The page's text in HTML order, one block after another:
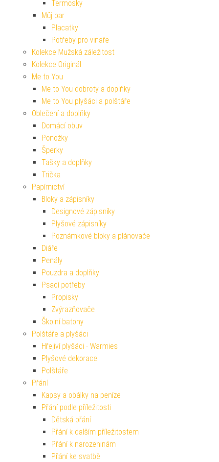
Termosky
Můj bar
Placatky
Potřeby pro vinaře
Kolekce Mužská záležitost
Kolekce Originál
Me to You
Me to You dobroty a doplňky
Me to You plyšáci a polštáře
Oblečení a doplňky
Domácí obuv
Ponožky
Šperky
Tašky a doplňky
Trička
Papírnictví
Bloky a zápisníky
Designové zápisníky
Plyšové zápisníky
Poznámkové bloky a plánovače
Diáře
Penály
Pouzdra a doplňky
Psací potřeby
Propisky
Zvýrazňovače
Školní batohy
Polštáře a plyšáci
Hřejiví plyšáci - Warmies
Plyšové dekorace
Polštáře
Přání
Kapsy a obálky na peníze
Přání podle příležitosti
Dětská přání
Přání k dalším příležitostem
Přání k narozeninám
Přání ke svatbě